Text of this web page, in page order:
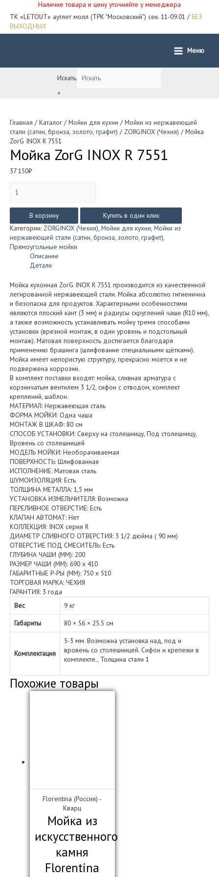
Наличие товара и цену уточняйте у менеджера
ТК «LETOUT» аутлет молл (ТРК "Московский") сек. 11-09.01 / БЕЗ
ВЫХОДНЫХ
Main
Меню
Искать
×
Главная / Каталог / Мойки для кухни / Мойки из нержавеющей
стали (сатин, бронза, золото, графит) / ZORGINOX (Чехия) / Мойка
ZorG INOX R 7551
Мойка ZorG INOX R 7551
37 150₽
товара
INOX
R
7551
В корзину
Купить в один клик
Категории: ZORGINOX (Чехия), Мойки для кухни, Мойки из
нержавеющей стали (сатин, бронза, золото, графит),
Прямоугольные мойки
Описание
Детали
Мойка кухонная ZorG INOX R 7551 производится из качественной
легированной нержавеющей стали. Мойка абсолютно гигиенична
и безопасна для продуктов. Характерными особенностями
являются плоский кант (3 мм) и радиусы скруглений чаши (R10 мм),
а также возможность устанавливать мойку тремя способами
установки (врезной монтаж, в один уровень и подстольный
монтаж). Матовая поверхность достигается благодаря
применению брашинга (шлифование специальными щётками).
Мойка имеет непористую структуру, прекрасно моется и не
подвержена коррозии.
В комплект поставки входят: мойка, сливная арматура с
корзинчатым вентилем 3 1/2, сифон с отводом, комплект
креплений, шаблон.
МАТЕРИАЛ: Нержавеющая сталь
ФОРМА МОЙКИ: Одна чаша
МОНТАЖ В ШКАФ: 80 см
СПОСОБ УСТАНОВКИ: Сверху на столешницу, Под столешницу,
Вровень со столешницей
МОДЕЛЬ МОЙКИ: Необорачиваемая
ПОВЕРХНОСТЬ: Шлифованная
ИСПОЛНЕНИЕ: Матовая сталь
ШУМОИЗОЛЯЦИЯ: Есть
ТОЛЩИНА МЕТАЛЛА: 1,5 мм
УСТАНОВКА ИЗМЕЛЬЧИТЕЛЯ: Возможна
ПЕРЕЛИВНОЕ ОТВЕРСТИЕ: Есть
КЛАПАН АВТОМАТ: Нет
КОЛЛЕКЦИЯ: INOX серия R
ДИАМЕТР СЛИВНОГО ОТВЕРСТИЯ: 3 1/2 дюйма ( 90 мм)
ОТВЕРСТИЕ ПОД СМЕСИТЕЛЬ: Есть
ГЛУБИНА ЧАШИ (ММ): 200
РАЗМЕР ЧАШИ (ММ): 690 x 410
ГАБАРИТНЫЕ Р-РЫ (ММ): 750 x 510
ТОРГОВАЯ МАРКА: ЧЕХИЯ
ГАРАНТИЯ: 3 года
Вес
9 кг
Габариты
80 × 56 × 25.5 см
Комплектация
5-3 мм. Возможна установка над, под и
вровень со столешницей. Сифон и крепежи в
комплекте., Толщина стали 1
Похожие товары
Florentina (Россия) -
Кварц
Мойка из
искусственного
камня
Florentina